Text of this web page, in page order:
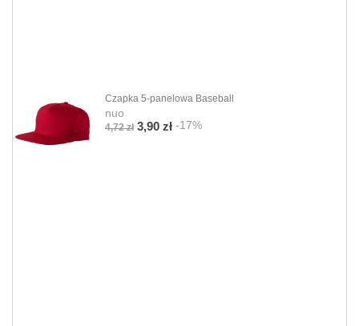
Czapka 5-panelowa Baseball
nuo
4,72 zł 3,90 zł -17%